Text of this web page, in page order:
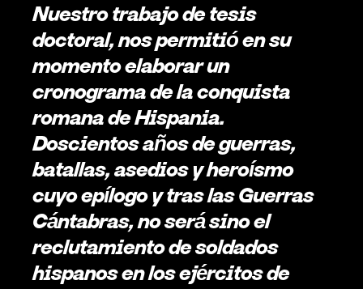
Nuestro trabajo de tesis
doctoral, nos permitió en su
momento elaborar un
cronograma de la conquista
romana de Hispania.
Doscientos años de guerras,
batallas, asedios y heroísmo
cuyo epílogo y tras las Guerras
Cántabras, no será sino el
reclutamiento de soldados
hispanos en los ejércitos de